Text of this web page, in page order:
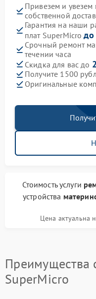
Привезем и увезем
собственной
Гарантия на наши
плат SuperMicroдо
Срочный ремонт
течении часа
Скидка для вас до
Получите 1500
Оригинальные
Стоимость услуги
устройства
Цена актуальна
Преимущества
SuperMicro